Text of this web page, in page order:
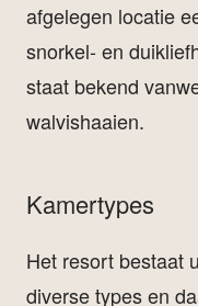
afgelegen locatie
snorkel- en
staat bekend
walvishaaien.
Kamertypes
Het resort bestaat
diverse types en